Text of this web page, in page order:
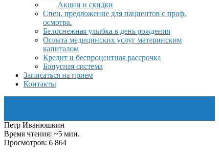
Акции и скидки
Спец. предложение для пациентов с проф.
осмотра.
Белоснежная улыбка в день рождения
Оплата медицинских услуг материнским
капиталом
Кредит и беспроцентная рассрочка
Бонусная система
Записаться на прием
Контакты
Петр Иванюшкин
Время чтения: ~5 мин.
Просмотров: 6 864